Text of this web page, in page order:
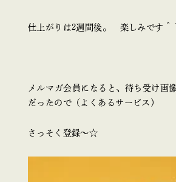
仕上がりは2週間後。 楽しみです＾
メルマガ会員になると、待ち受け画
だったので（よくあるサービス）
さっそく登録～☆